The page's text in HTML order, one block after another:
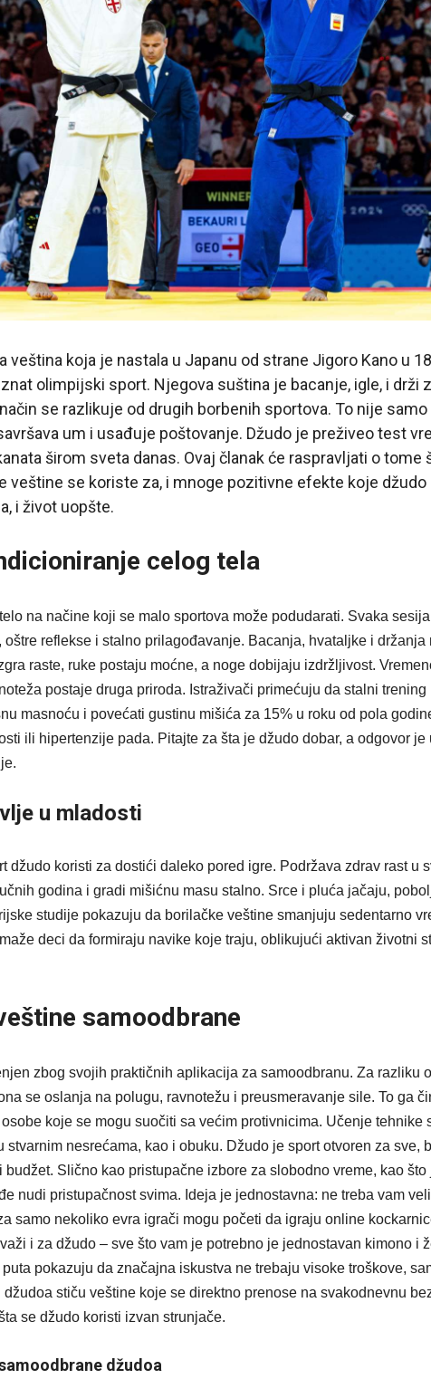
veština koja je nastala u Japanu od strane Jigoro Kano u
olimpijski sport. Njegova suština je bacanje, igle, i drži
se razlikuje od drugih borbenih sportova. To nije
um i usađuje poštovanje. Džudo je preživeo test
širom sveta danas. Ovaj članak će raspravljati o tome
veštine se koriste za, i mnoge pozitivne efekte koje džudo
i život uopšte.
celog tela
na načine koji se malo sportova može podudarati. Svaka
reflekse i stalno prilagođavanje. Bacanja, hvataljke i držanja
raste, ruke postaju moćne, a noge dobijaju izdržljivost.
postaje druga priroda. Istraživači primećuju da stalni
masnoću i povećati gustinu mišića za 15% u roku od pola
ili hipertenzije pada. Pitajte za šta je džudo dobar, a odgovor je
u mladosti
džudo koristi za dostići daleko pored igre. Podržava zdrav rast u
godina i gradi mišićnu masu stalno. Srce i pluća jačaju,
studije pokazuju da borilačke veštine smanjuju sedentarno
deci da formiraju navike koje traju, oblikujući aktivan životni
samoodbrane
zbog svojih praktičnih aplikacija za samoodbranu. Za razliku
se oslanja na polugu, ravnotežu i preusmeravanje sile. To ga
koje se mogu suočiti sa većim protivnicima. Učenje tehnike
stvarnim nesrećama, kao i obuku. Džudo je sport otvoren za sve,
Slično kao pristupačne izbore za slobodno vreme, kao što
nudi pristupačnost svima. Ideja je jednostavna: ne treba vam
samo nekoliko evra igrači mogu početi da igraju online
i za džudo – sve što vam je potrebno je jednostavan kimono i
pokazuju da značajna iskustva ne trebaju visoke troškove,
stiču veštine koje se direktno prenose na svakodnevnu
se džudo koristi izvan strunjače.
džudoa